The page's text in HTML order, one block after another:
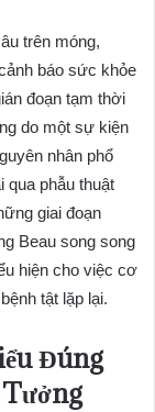
trên móng,
báo sức khỏe
đoạn tạm thời
do một sự kiện
nhân phổ
qua phẫu thuật
giai đoạn
Beau song song
hiện cho việc cơ
tật lặp lại.
Đúng